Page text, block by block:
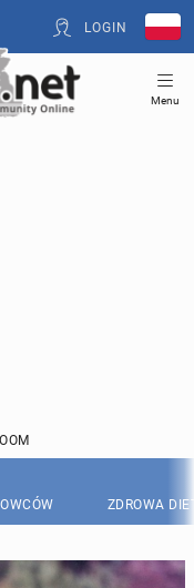
LOGIN
Menu
ZDROWA